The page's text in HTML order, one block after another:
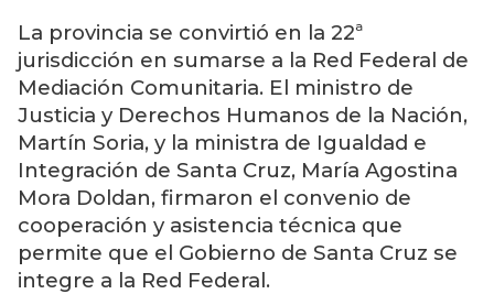
La provincia se convirtió en la 22ª
jurisdicción en sumarse a la Red Federal de
Mediación Comunitaria. El ministro de
Justicia y Derechos Humanos de la Nación,
Martín Soria, y la ministra de Igualdad e
Integración de Santa Cruz, María Agostina
Mora Doldan, firmaron el convenio de
cooperación y asistencia técnica que
permite que el Gobierno de Santa Cruz se
integre a la Red Federal.